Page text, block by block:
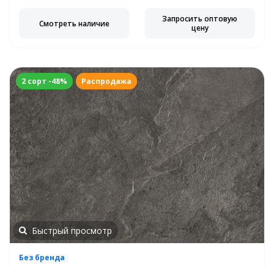
Смотреть наличие
Запросить оптовую
цену
2 сорт -48% Распродажа
Быстрый просмотр
Без бренда